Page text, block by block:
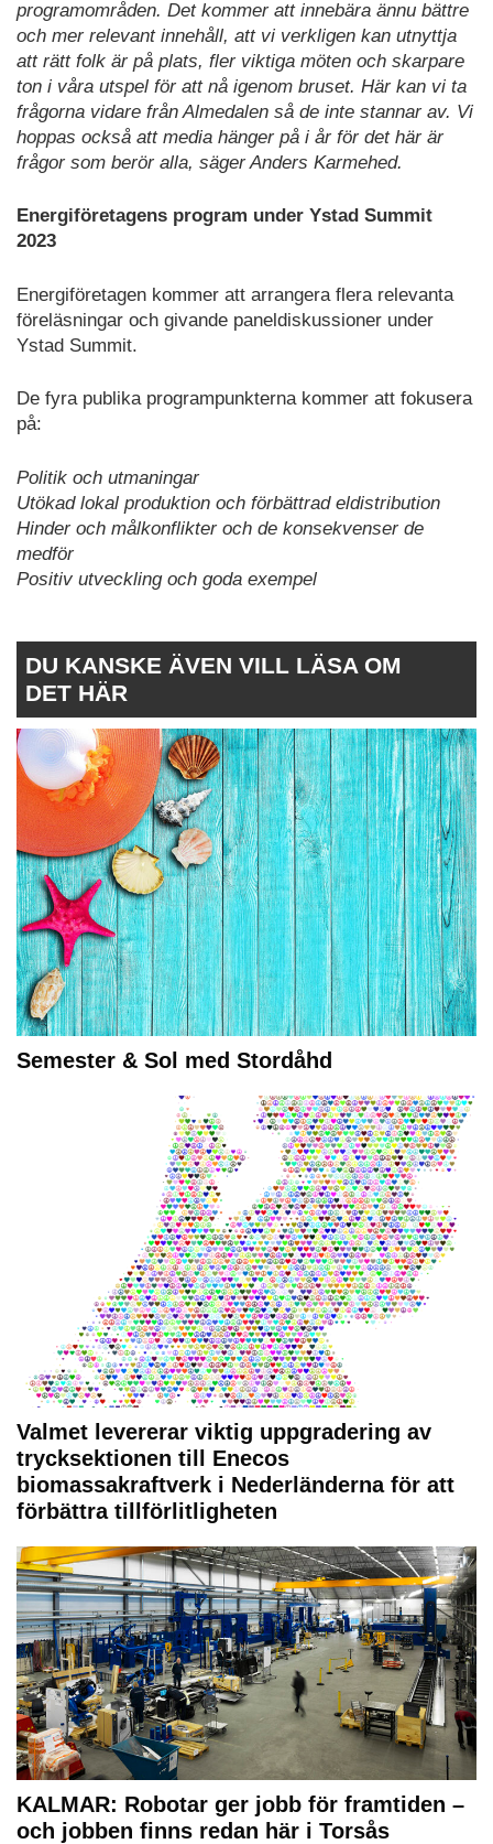
programområden. Det kommer att innebära ännu bättre
och mer relevant innehåll, att vi verkligen kan utnyttja
att rätt folk är på plats, fler viktiga möten och skarpare
ton i våra utspel för att nå igenom bruset. Här kan vi ta
frågorna vidare från Almedalen så de inte stannar av. Vi
hoppas också att media hänger på i år för det här är
frågor som berör alla, säger Anders Karmehed.
Energiföretagens program under Ystad Summit
2023
Energiföretagen kommer att arrangera flera relevanta
föreläsningar och givande paneldiskussioner under
Ystad Summit.
De fyra publika programpunkterna kommer att fokusera
på:
Politik och utmaningar
Utökad lokal produktion och förbättrad eldistribution
Hinder och målkonflikter och de konsekvenser de
medför
Positiv utveckling och goda exempel
DU KANSKE ÄVEN VILL LÄSA OM
DET HÄR
Semester & Sol med Stordåhd
Valmet levererar viktig uppgradering av
trycksektionen till Enecos
biomassakraftverk i Nederländerna för att
förbättra tillförlitligheten
KALMAR: Robotar ger jobb för framtiden –
och jobben finns redan här i Torsås